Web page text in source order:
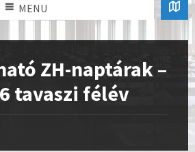
MENU
ZH-naptárak –
tavaszi félév